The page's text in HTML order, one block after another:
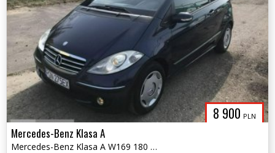
8 900 PLN
Mercedes-Benz Klasa A
Mercedes-Benz Klasa A W169 180 CDI *Avangarde*Możliwa zamiana